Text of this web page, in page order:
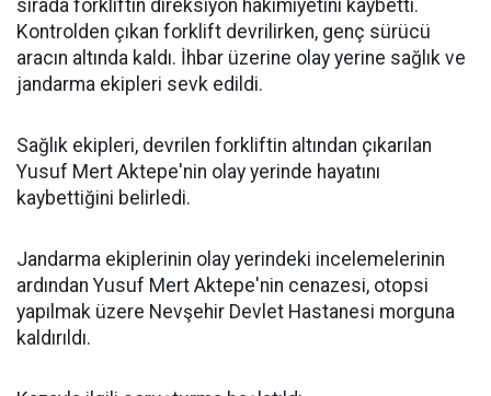
sırada forkliftin direksiyon hakimiyetini kaybetti.
Kontrolden çıkan forklift devrilirken, genç sürücü
aracın altında kaldı. İhbar üzerine olay yerine sağlık ve
jandarma ekipleri sevk edildi.
Sağlık ekipleri, devrilen forkliftin altından çıkarılan
Yusuf Mert Aktepe'nin olay yerinde hayatını
kaybettiğini belirledi.
Jandarma ekiplerinin olay yerindeki incelemelerinin
ardından Yusuf Mert Aktepe'nin cenazesi, otopsi
yapılmak üzere Nevşehir Devlet Hastanesi morguna
kaldırıldı.